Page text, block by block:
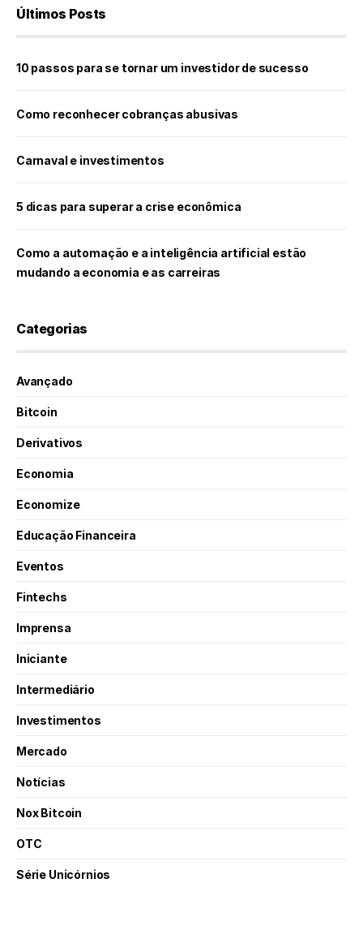
Últimos Posts
10 passos para se tornar um investidor de sucesso
Como reconhecer cobranças abusivas
Carnaval e investimentos
5 dicas para superar a crise econômica
Como a automação e a inteligência artificial estão
mudando a economia e as carreiras
Categorias
Avançado
Bitcoin
Derivativos
Economia
Economize
Educação Financeira
Eventos
Fintechs
Imprensa
Iniciante
Intermediário
Investimentos
Mercado
Notícias
Nox Bitcoin
OTC
Série Unicórnios